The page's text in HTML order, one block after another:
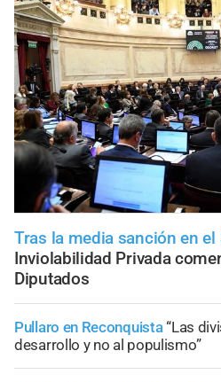
Tras la media sanción en el
Inviolabilidad Privada
Diputados
Pullaro en Reconquista“Las
desarrollo y no al populismo”